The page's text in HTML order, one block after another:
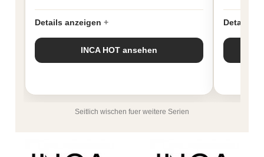
Details anzeigen
INCA HOT ansehen
Details
Seitlich wischen fuer weitere Serien